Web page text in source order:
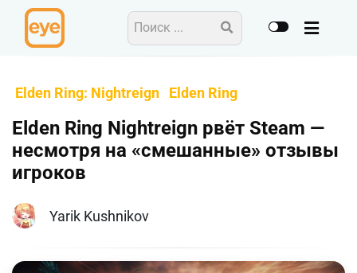
Elden Ring: Nightreign Elden Ring
Elden Ring Nightreign рвёт Steam —
несмотря на «смешанные» отзывы
игроков
Yarik Kushnikov